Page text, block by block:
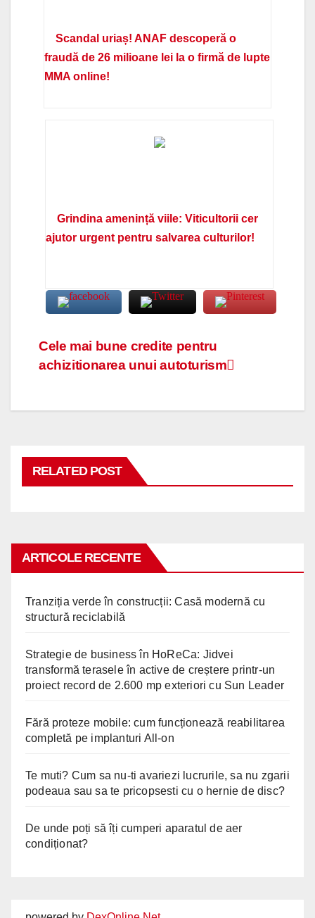
Scandal uriaș! ANAF descoperă o
fraudă de 26 milioane lei la o firmă de lupte
MMA online!
Grindina amenință viile: Viticultorii cer
ajutor urgent pentru salvarea culturilor!
Navigare
articole
Cele mai bune credite pentru
achizitionarea unui autoturism
RELATED POST
ARTICOLE RECENTE
Tranziția verde în construcții: Casă modernă cu
structură reciclabilă
Strategie de business în HoReCa: Jidvei
transformă terasele în active de creștere printr-un
proiect record de 2.600 mp exteriori cu Sun Leader
Fără proteze mobile: cum funcționează reabilitarea
completă pe implanturi All-on
Te muti? Cum sa nu-ti avariezi lucrurile, sa nu zgarii
podeaua sau sa te pricopsesti cu o hernie de disc?
De unde poți să îți cumperi aparatul de aer
condiționat?